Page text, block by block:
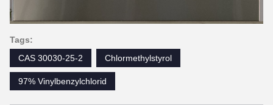
Tags:
CAS 30030-25-2
Chlormethylstyrol
97% Vinylbenzylchlorid